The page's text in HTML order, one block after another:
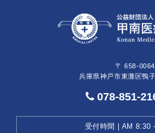
〒 658-0064
兵庫県神戸市東灘区鴨
078-851-
受付時間 | AM 8:30